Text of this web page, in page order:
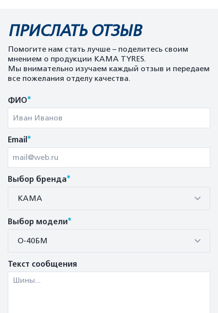
ПРИСЛАТЬ ОТЗЫВ
Помогите нам стать лучше – поделитесь своим
мнением о продукции KAMA TYRES.
Мы внимательно изучаем каждый отзыв и передаем
все пожелания отделу качества.
ФИО*
Email*
Выбор бренда*
КАМА
Выбор модели*
О-40БМ
Текст сообщения